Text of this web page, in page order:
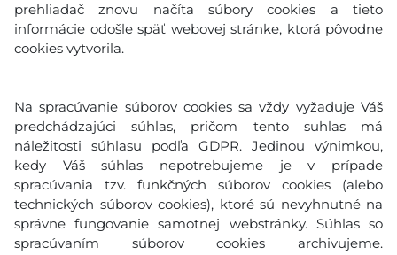
prehliadač znovu načíta súbory cookies a tieto
informácie odošle späť webovej stránke, ktorá pôvodne
cookies vytvorila.
Na spracúvanie súborov cookies sa vždy vyžaduje Váš
predchádzajúci súhlas, pričom tento suhlas má
náležitosti súhlasu podľa GDPR. Jedinou výnimkou,
kedy Váš súhlas nepotrebujeme je v prípade
spracúvania tzv. funkčných súborov cookies (alebo
technických súborov cookies), ktoré sú nevyhnutné na
správne fungovanie samotnej webstránky. Súhlas so
spracúvaním súborov cookies archivujeme.